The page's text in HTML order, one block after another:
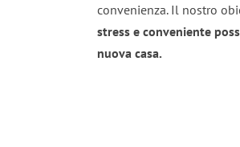
convenienza. Il nostro
stress e conveniente
nuova casa.